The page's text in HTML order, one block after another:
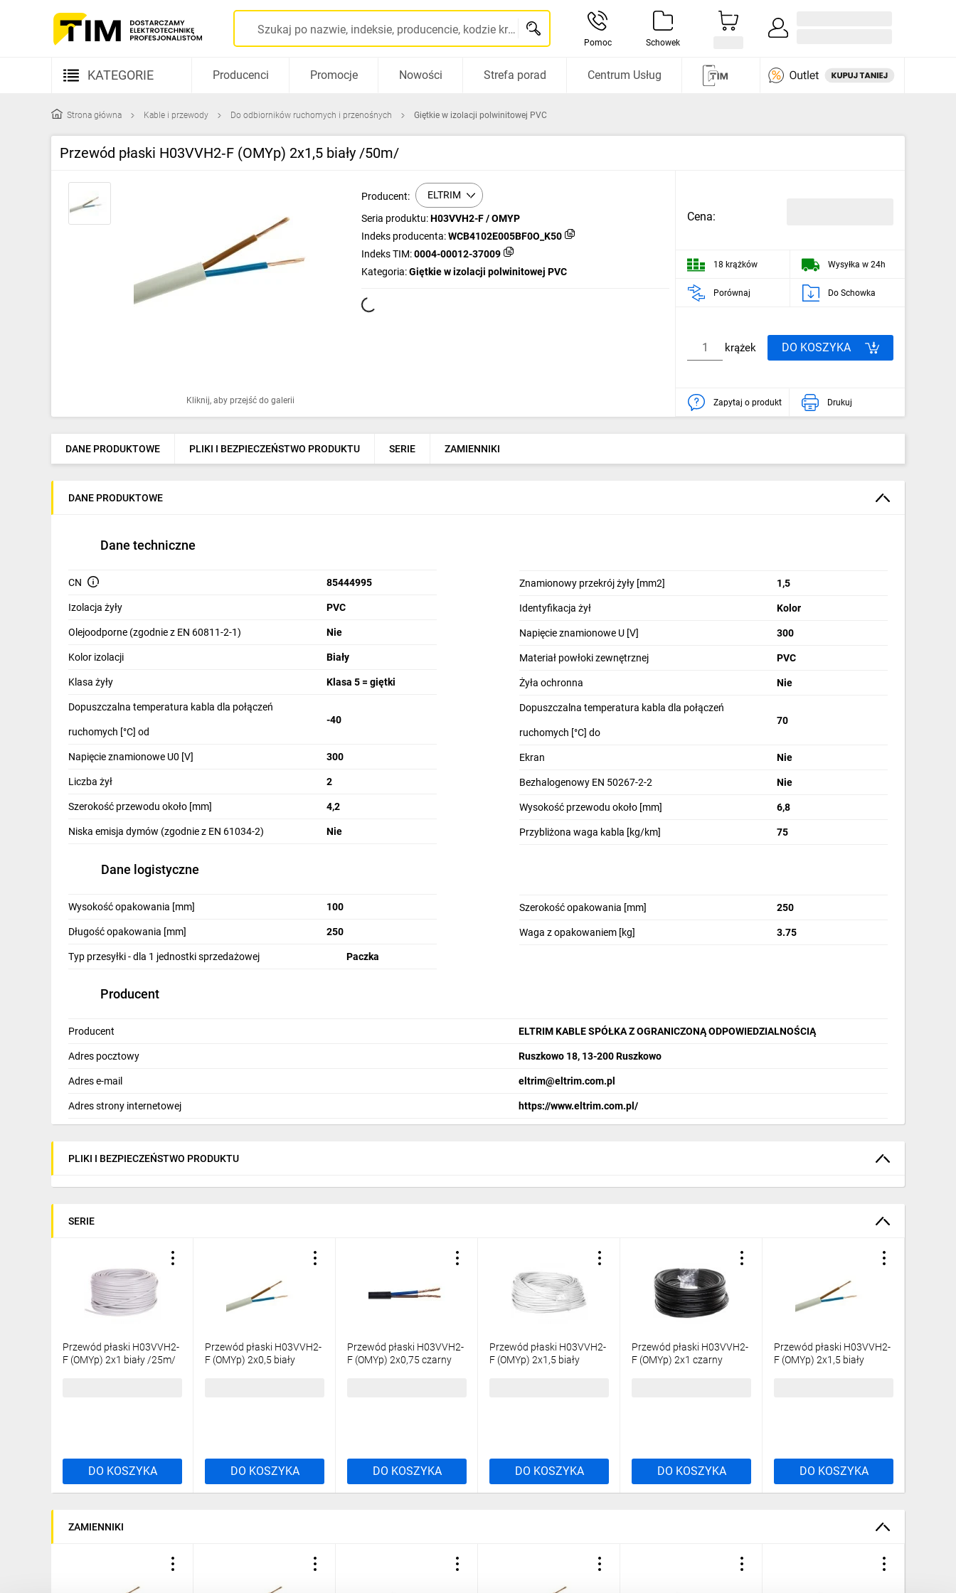
Szukaj po nazwie, indeksie, producencie, kodzie kreskowym...
Pomoc Schowek
KATEGORIE
Kable i przewody
Rozdzielnice i obudowy
Oprawy oświetleniowe
Ogrzewanie
Elektronarzędzia i mierniki
Dom i ogród
Odzież ochronna i BHP
Inne
Budowa i Remont
Elektronika
Smart home
Wentylacja i rekuperacja
Producenci Promocje Nowości Strefa porad Centrum Usług
Strona główna Kable i przewody Do odbiorników ruchomych i przenośnych Giętkie w izolacji polwinitowej PVC
Przewód płaski H03VVH2‑F (OMYp) 2x1,5 biały /50m/
Kliknij, aby przejść do galerii
Producent: ELTRIM
Seria produktu:H03VVH2-F / OMYP
Indeks producenta:WCB4102E005BF0O_K50
Indeks TIM:0004-00012-37009
Kategoria:Giętkie w izolacji polwinitowej PVC
Cena:
18 krążków Wysyłka w 24h
Porównaj Do Schowka
krążek DO KOSZYKA
Zapytaj o produkt Drukuj
DANE PRODUKTOWE PLIKI I BEZPIECZEŃSTWO PRODUKTU SERIE ZAMIENNIKI
DANE PRODUKTOWE
Dane techniczne
CN 85444995
Izolacja żyły PVC
Olejoodporne (zgodnie z EN 60811-2-1) Nie
Kolor izolacji Biały
Klasa żyły Klasa 5 = giętki
Dopuszczalna temperatura kabla dla połączeń
ruchomych [°C] od
-40
Napięcie znamionowe U0 [V] 300
Liczba żył 2
Szerokość przewodu około [mm] 4,2
Niska emisja dymów (zgodnie z EN 61034-2) Nie
Znamionowy przekrój żyły [mm2] 1,5
Identyfikacja żył Kolor
Napięcie znamionowe U [V] 300
Materiał powłoki zewnętrznej PVC
Żyła ochronna Nie
Dopuszczalna temperatura kabla dla połączeń
ruchomych [°C] do
70
Ekran Nie
Bezhalogenowy EN 50267-2-2 Nie
Wysokość przewodu około [mm] 6,8
Przybliżona waga kabla [kg/km] 75
Dane logistyczne
Wysokość opakowania [mm] 100
Długość opakowania [mm] 250
Typ przesyłki - dla 1 jednostki sprzedażowej Paczka
Szerokość opakowania [mm] 250
Waga z opakowaniem [kg] 3.75
Producent
Producent ELTRIM KABLE SPÓŁKA Z OGRANICZONĄ ODPOWIEDZIALNOŚCIĄ
Adres pocztowy Ruszkowo 18, 13-200 Ruszkowo
Adres e-mail eltrim@eltrim.com.pl
Adres strony internetowej https://www.eltrim.com.pl/
PLIKI I BEZPIECZEŃSTWO PRODUKTU
SERIE
Przewód płaski H03VVH2-
F (OMYp) 2x1 biały /25m/
DO KOSZYKA
Przewód płaski H03VVH2-
F (OMYp) 2x0,5 biały
DO KOSZYKA
Przewód płaski H03VVH2-
F (OMYp) 2x0,75 czarny
DO KOSZYKA
Przewód płaski H03VVH2-
F (OMYp) 2x1,5 biały
DO KOSZYKA
Przewód płaski H03VVH2-
F (OMYp) 2x1 czarny
DO KOSZYKA
Przewód płaski H03VVH2-
F (OMYp) 2x1,5 biały
DO KOSZYKA
ZAMIENNIKI